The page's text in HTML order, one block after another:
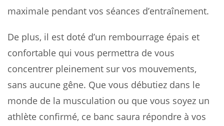
maximale pendant vos séances d’entraînement.
De plus, il est doté d’un rembourrage épais et
confortable qui vous permettra de vous
concentrer pleinement sur vos mouvements,
sans aucune gêne. Que vous débutiez dans le
monde de la musculation ou que vous soyez un
athlète confirmé, ce banc saura répondre à vos